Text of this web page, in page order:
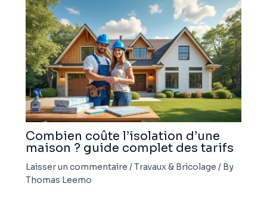
Combien coûte l’isolation d’une
maison ? guide complet des tarifs
Laisser un commentaire /Travaux & Bricolage / By
Thomas Leemo